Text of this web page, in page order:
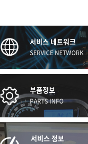
서비스 네트워크
SERVICE NETWORK
부품정보
PARTS INFO
서비스 정보